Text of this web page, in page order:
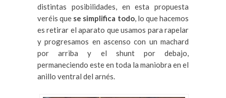
distintas posibilidades, en esta propuesta
veréis que se simplifica todo, lo que hacemos
es retirar el aparato que usamos para rapelar
y progresamos en ascenso con un machard
por arriba y el shunt por debajo,
permaneciendo este en toda la maniobra en el
anillo ventral del arnés.